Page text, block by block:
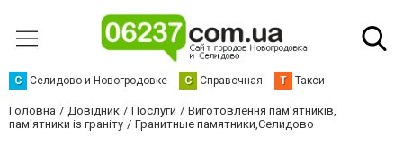
С Селидово и Новогродовке С Справочная Т Такси
Головна Довідник Послуги
Виготовлення пам'ятників,
пам'ятники із граніту
Гранитные памятники,Селидово